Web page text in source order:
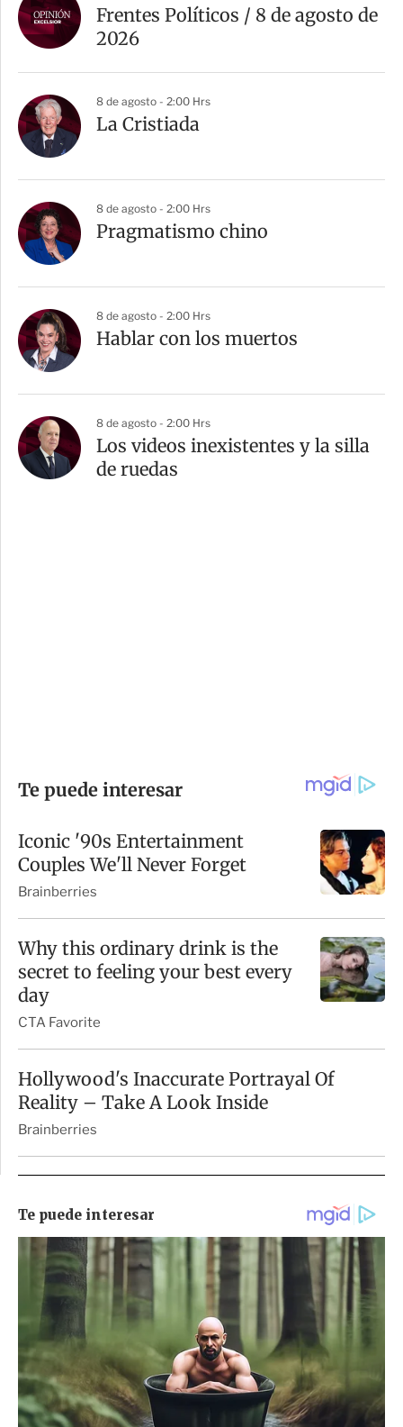
Frentes Políticos / 8 de agosto de
2026
8 de agosto - 2:00 Hrs
La Cristiada
8 de agosto - 2:00 Hrs
Pragmatismo chino
8 de agosto - 2:00 Hrs
Hablar con los muertos
8 de agosto - 2:00 Hrs
Los videos inexistentes y la silla
de ruedas